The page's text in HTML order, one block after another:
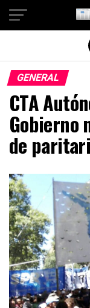
GENERAL
CTA
Gobierno
de